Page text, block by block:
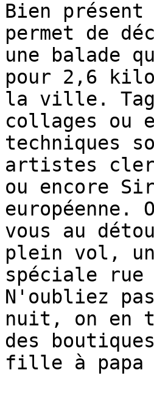
Bien
permet de
une balade
pour 2,6
la ville.
collages ou
techniques
artistes
ou encore
vous au
plein vol, un
spéciale rue
N'oubliez
nuit, on en
des
fille à papa